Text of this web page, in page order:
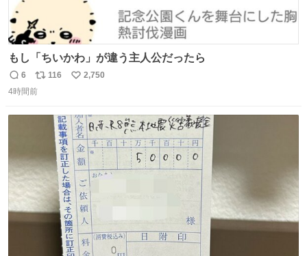
もし「ちいかわ」が違う主人公だったら
返
信
6
リ
ポ
116
い
数
2,750
4時間前